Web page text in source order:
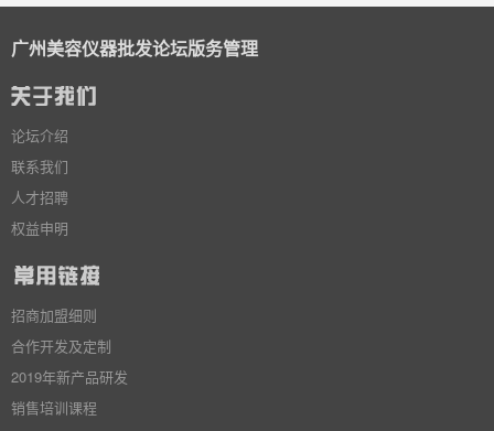
广州美容仪器批发论坛版务管理
论坛介绍
联系我们
人才招聘
权益申明
招商加盟细则
合作开发及定制
2019年新产品研发
销售培训课程